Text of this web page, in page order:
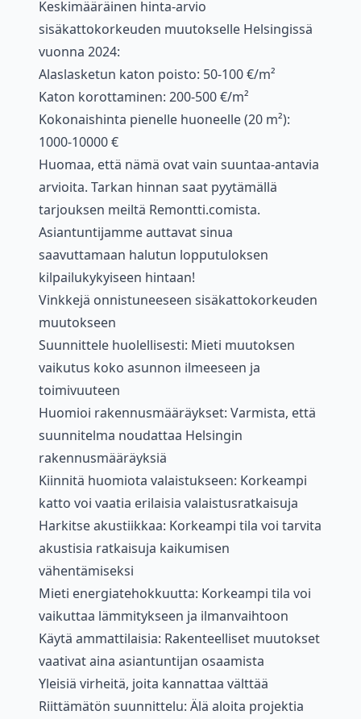
Keskimääräinen hinta-arvio
sisäkattokorkeuden muutokselle Helsingissä
vuonna 2024:
Alaslasketun katon poisto: 50-100 €/m²
Katon korottaminen: 200-500 €/m²
Kokonaishinta pienelle huoneelle (20 m²):
1000-10000 €
Huomaa, että nämä ovat vain suuntaa-antavia
arvioita. Tarkan hinnan saat pyytämällä
tarjouksen meiltä Remontti.comista.
Asiantuntijamme auttavat sinua
saavuttamaan halutun lopputuloksen
kilpailukykyiseen hintaan!
Vinkkejä onnistuneeseen sisäkattokorkeuden
muutokseen
Suunnittele huolellisesti: Mieti muutoksen
vaikutus koko asunnon ilmeeseen ja
toimivuuteen
Huomioi rakennusmääräykset: Varmista, että
suunnitelma noudattaa Helsingin
rakennusmääräyksiä
Kiinnitä huomiota valaistukseen: Korkeampi
katto voi vaatia erilaisia valaistusratkaisuja
Harkitse akustiikkaa: Korkeampi tila voi tarvita
akustisia ratkaisuja kaikumisen
vähentämiseksi
Mieti energiatehokkuutta: Korkeampi tila voi
vaikuttaa lämmitykseen ja ilmanvaihtoon
Käytä ammattilaisia: Rakenteelliset muutokset
vaativat aina asiantuntijan osaamista
Yleisiä virheitä, joita kannattaa välttää
Riittämätön suunnittelu: Älä aloita projektia